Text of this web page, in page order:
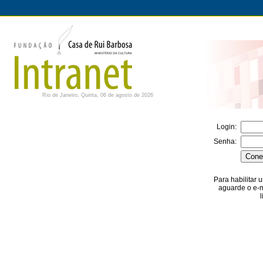
Rio de Janeiro, Quinta, 06 de agosto de 2026
Login:
Senha:
Para habilitar
aguarde o e-